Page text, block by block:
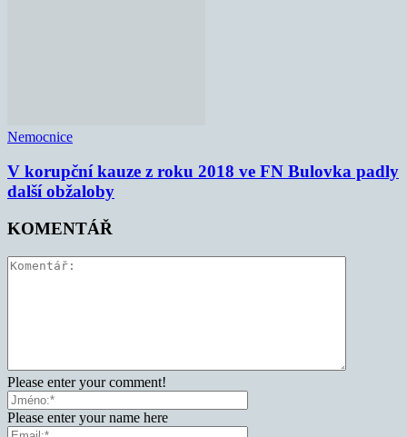
Nemocnice
V korupční kauze z roku 2018 ve FN Bulovka padly
další obžaloby
KOMENTÁŘ
Please enter your comment!
Please enter your name here